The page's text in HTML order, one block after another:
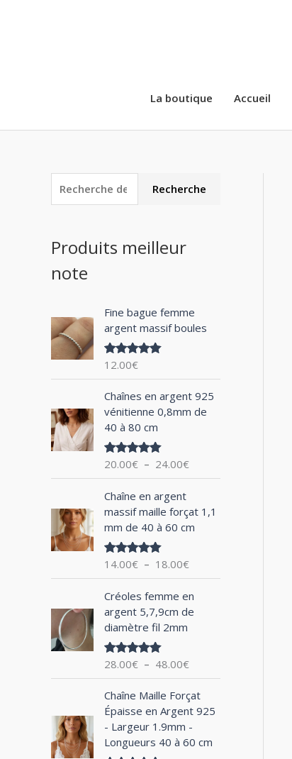
La boutique Accueil
e
h
e
h
u
r
:
Recherche
Produits meilleur
note
Fine bague femme
argent massif boules
Note5.00
12.00€
Chaînes en argent 925
vénitienne 0,8mm de
40 à 80 cm
Note5.00
20.00€ – 24.00€
l
a
e
r
i
:
2
0
2
4
.
0
Chaîne en argent
massif maille forçat 1,1
mm de 40 à 60 cm
Note5.00
14.00€ – 18.00€
a
g
d
e
p
r
:
1
4
0
Créoles femme en
argent 5,7,9cm de
diamètre fil 2mm
Note5.00
28.00€ – 48.00€
l
a
d
e
p
r
i
x
Chaîne Maille Forçat
Épaisse en Argent 925
- Largeur 1.9mm -
Longueurs 40 à 60 cm
l
a
e